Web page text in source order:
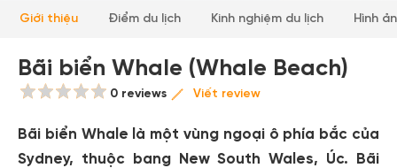
Giới thiệu Điểm du lịch Kinh nghiệm du lịch Hình
Bãi biển Whale (Whale Beach)
0 reviews Viết review
Bãi biển Whale là một vùng ngoại ô phía bắc của
Sydney, thuộc bang New South Wales, Úc. Bãi